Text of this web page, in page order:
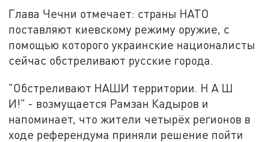
Глава Чечни отмечает: страны НАТО
поставляют киевскому режиму оружие, с
помощью которого украинские националисты
сейчас обстреливают русские города.
"Обстреливают НАШИ территории. Н А Ш
И!" - возмущается Рамзан Кадыров и
напоминает, что жители четырёх регионов в
ходе референдума приняли решение пойти